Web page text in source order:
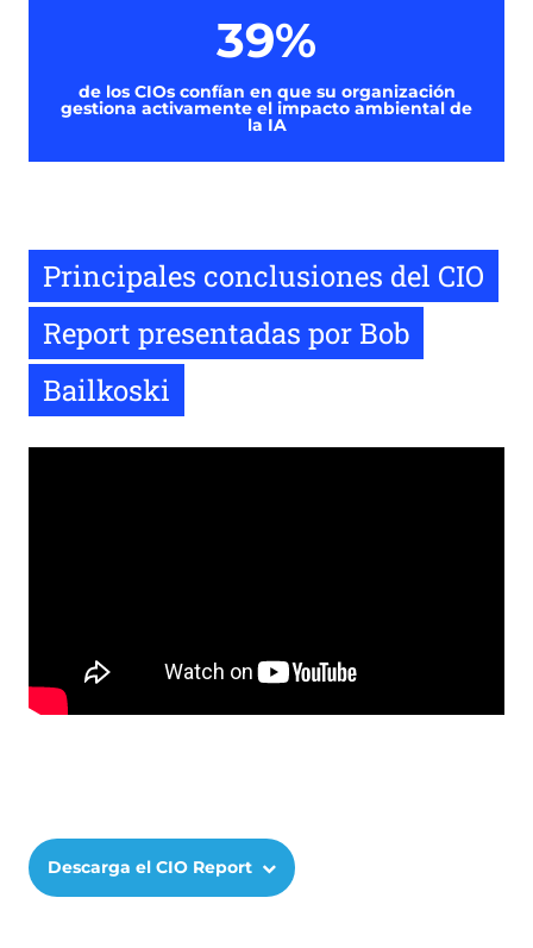
39%
de los CIOs confían en que su organización
gestiona activamente el impacto ambiental de
la IA
Principales conclusiones del CIO
Report presentadas por Bob
Bailkoski
Descarga el CIO Report